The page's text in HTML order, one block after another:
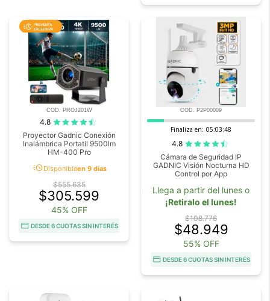
COD. PROJ201W
4.8
Proyector Gadnic Conexión
Inalámbrica Portatil 9500lm
HM-400 Pro
acuteDisponibleen 9 días
$555.635
$305.599
45% OFF
DESDE 6 CUOTAS SIN INTERÉS
COD. P2P00009
Finaliza en: 05:03:46
4.8
Cámara de Seguridad IP
GADNIC Visión Nocturna HD
Control por App
Llega a partir del lunes o
¡Retiralo el lunes!
$108.776
$48.949
55% OFF
DESDE 6 CUOTAS SIN INTERÉS